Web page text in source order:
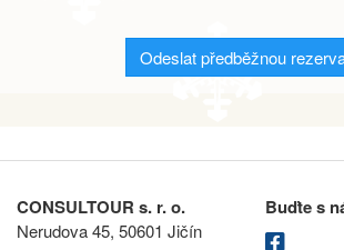
Odeslat předběžnou
CONSULTOUR s. r. o.
Nerudova 45, 50601 Jičín
Buďte s